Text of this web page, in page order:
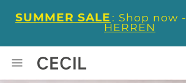
SUMMER SALE : Shop now -
HERREN